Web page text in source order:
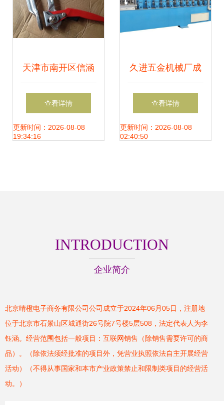
天津市南开区信涵
诚五金销售中心 专
注五金零售，服务
查看详情
更新时间：2026-08-08
19:34:16
久进五金机械厂成
型机与横筋机 靠谱
设备，实惠价格之
查看详情
更新时间：2026-08-08
02:40:50
INTRODUCTION
企业简介
北京晴橙电子商务有限公司公司成立于2024年06月05日，注册地
位于北京市石景山区城通街26号院7号楼5层508，法定代表人为李
钰涵。经营范围包括一般项目：互联网销售（除销售需要许可的商
品）。（除依法须经批准的项目外，凭营业执照依法自主开展经营
活动）（不得从事国家和本市产业政策禁止和限制类项目的经营活
动。）